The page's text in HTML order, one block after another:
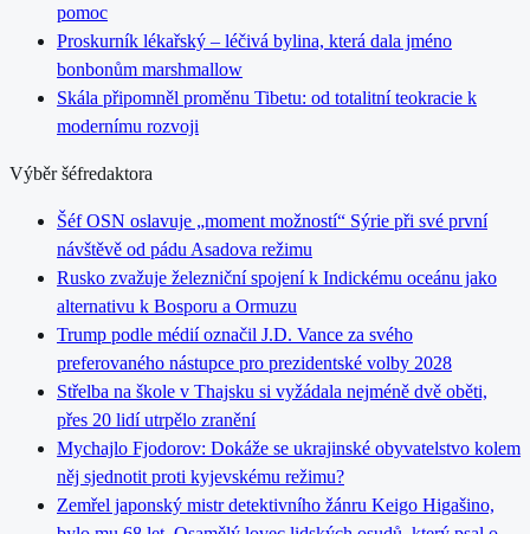
pomoc
Proskurník lékařský – léčivá bylina, která dala jméno
bonbonům marshmallow
Skála připomněl proměnu Tibetu: od totalitní teokracie k
modernímu rozvoji
Výběr šéfredaktora
Šéf OSN oslavuje „moment možností“ Sýrie při své první
návštěvě od pádu Asadova režimu
Rusko zvažuje železniční spojení k Indickému oceánu jako
alternativu k Bosporu a Ormuzu
Trump podle médií označil J.D. Vance za svého
preferovaného nástupce pro prezidentské volby 2028
Střelba na škole v Thajsku si vyžádala nejméně dvě oběti,
přes 20 lidí utrpělo zranění
Mychajlo Fjodorov: Dokáže se ukrajinské obyvatelstvo kolem
něj sjednotit proti kyjevskému režimu?
Zemřel japonský mistr detektivního žánru Keigo Higašino,